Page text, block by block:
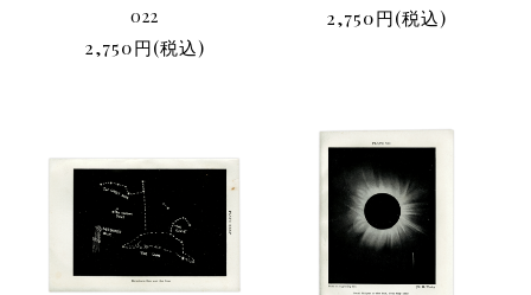
022
2,750円(税込)
2,750円(税込)